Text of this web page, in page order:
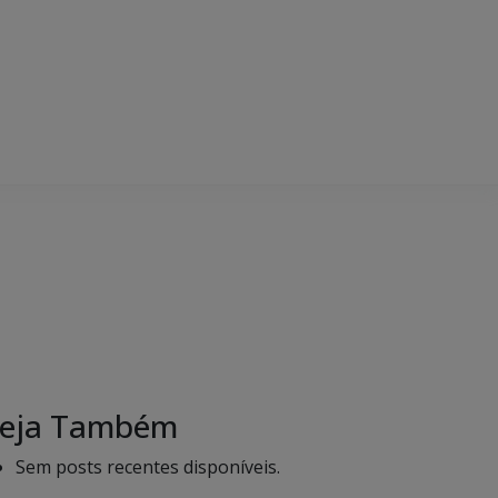
Também
Sem posts recentes disponíveis.